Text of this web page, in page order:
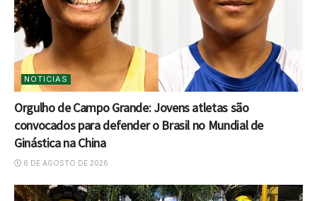
NOTICIAS
Orgulho de Campo Grande: Jovens atletas são
convocados para defender o Brasil no Mundial de
Ginástica na China
6 DE AGOSTO DE 2026